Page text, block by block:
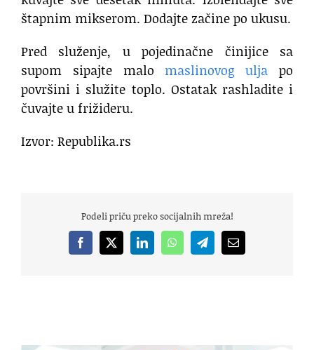
štapnim mikserom. Dodajte začine po ukusu.
Pred služenje, u pojedinačne činijice sa
supom sipajte malo maslinovog ulja po
površini i služite toplo. Ostatak rashladite i
čuvajte u frižideru.
Izvor: Republika.rs
Podeli priču preko socijalnih mreža!
Facebook
X LinkedInWhatsAppTelegramEmail